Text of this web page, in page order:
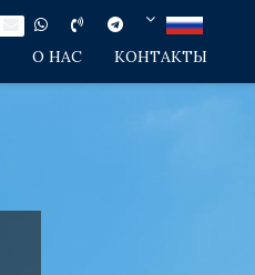
О НАС КОНТАКТЫ